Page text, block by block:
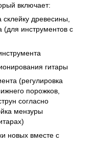
включает:
склейку древесины,
(для инструментов с
гитары
(регулировка
порожков,
согласно
мензуры
новых вместе с